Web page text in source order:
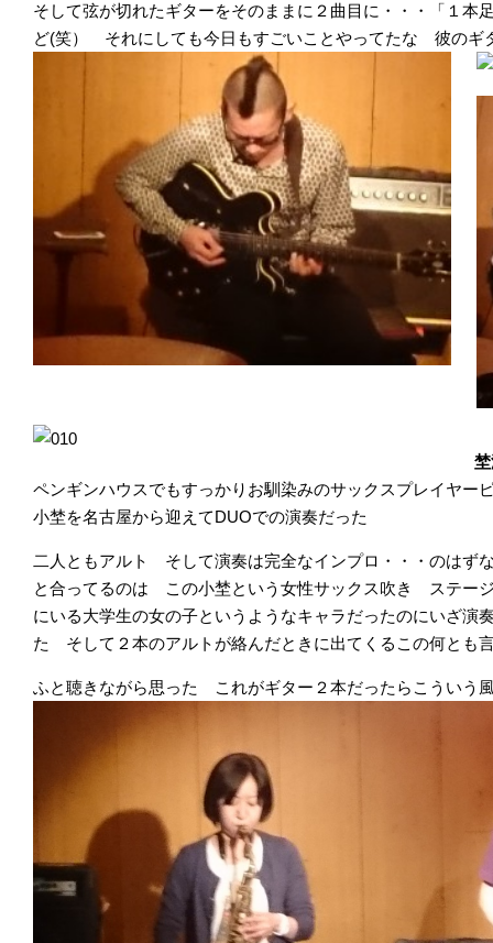
そして弦が切れたギターをそのままに２曲目に・・・「１本
ど(笑） それにしても今日もすごいことやってたな 彼のギ
ペンギンハウスでもすっかりお馴染みのサックスプレイヤー
小埜を名古屋から迎えてDUOでの演奏だった
二人ともアルト そして演奏は完全なインプロ・・・のはず
と合ってるのは この小埜という女性サックス吹き ステー
にいる大学生の女の子というようなキャラだったのにいざ演
た そして２本のアルトが絡んだときに出てくるこの何とも
ふと聴きながら思った これがギター２本だったらこういう